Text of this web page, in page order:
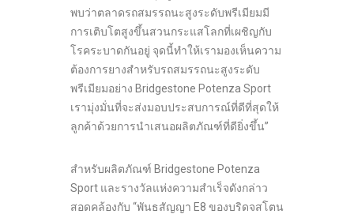
พบว่าตลาดรถสมรรถนะสูงระดับพรีเมียมมี
การเติบโตสูงขึ้นสวนกระแสโลกที่เผชิญกับ
โรคระบาดกันอยู่ จุดนี้ทำให้เรามองเห็นความ
ต้องการยางสำหรับรถสมรรถนะสูงระดับ
พรีเมียมอย่าง Bridgestone Potenza Sport
เรามุ่งมั่นที่จะส่งมอบประสบการณ์ที่ดีที่สุดให้
ลูกค้าด้วยการนำเสนอผลิตภัณฑ์ที่ดียิ่งขึ้น”
สำหรับผลิตภัณฑ์ Bridgestone Potenza
Sport และรางวัลแห่งความสำเร็จดังกล่าว
สอดคล้องกับ “พันธสัญญา E8 ของบริดจสโตน